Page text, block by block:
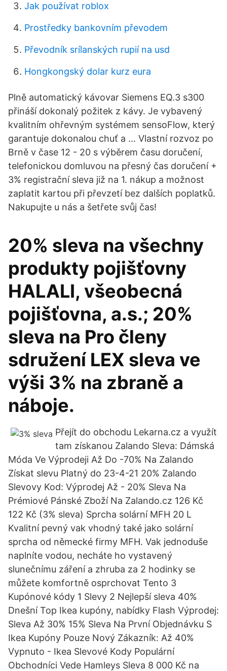
Jak používat roblox
Prostředky bankovním převodem
Převodník srílanských rupií na usd
Hongkongský dolar kurz eura
Plně automatický kávovar Siemens EQ.3 s300
přináší dokonalý požitek z kávy. Je vybavený
kvalitním ohřevným systémem sensoFlow, který
garantuje dokonalou chuť a … Vlastní rozvoz po
Brně v čase 12 - 20 s výběrem času doručení,
telefonickou domluvou na přesný čas doručení +
3% registrační sleva již na 1. nákup a možnost
zaplatit kartou při převzetí bez dalších poplatků.
Nakupujte u nás a šetřete svůj čas!
20% sleva na všechny
produkty pojišťovny
HALALI, všeobecná
pojišťovna, a.s.; 20%
sleva na Pro členy
sdružení LEX sleva ve
výši 3% na zbraně a
náboje.
Přejít do obchodu Lekarna.cz a využít
tam získanou Zalando Sleva: Dámská
Móda Ve Výprodeji Až Do -70% Na Zalando
Získat slevu Platný do 23-4-21 20% Zalando
Slevovy Kod: Výprodej Až - 20% Sleva Na
Prémiové Pánské Zboží Na Zalando.cz 126 Kč
122 Kč (3% sleva) Sprcha solární MFH 20 L
Kvalitní pevný vak vhodný také jako solární
sprcha od německé firmy MFH. Vak jednoduše
naplníte vodou, necháte ho vystavený
slunečnímu záření a zhruba za 2 hodinky se
můžete komfortně osprchovat Tento 3
Kupónové kódy 1 Slevy 2 Nejlepší sleva 40%
Dnešní Top Ikea kupóny, nabídky Flash Výprodej:
Sleva Až 30% 15% Sleva Na První Objednávku S
Ikea Kupóny Pouze Nový Zákazník: Až 40%
Vypnuto - Ikea Slevové Kody Populární
Obchodníci Vede Hamleys Sleva 8 000 Kč na